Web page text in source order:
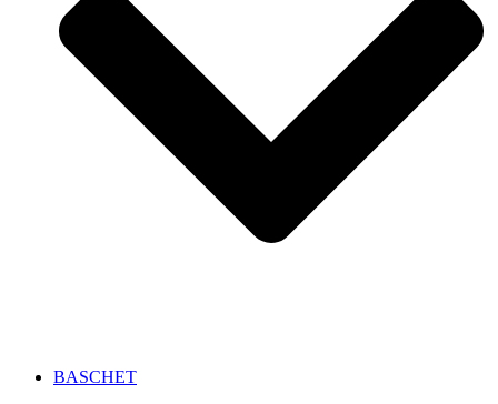
BASCHET